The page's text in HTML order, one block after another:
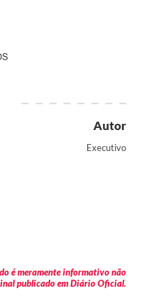
Autor
Executivo
é meramente informativo não
publicado em Diário Oficial.